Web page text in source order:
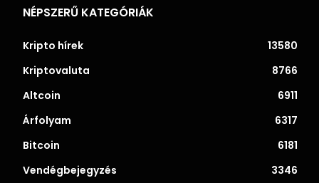
NÉPSZERŰ KATEGÓRIÁK
Kripto hírek
13580
Kriptovaluta
8766
Altcoin
6911
Árfolyam
6317
Bitcoin
6181
Vendégbejegyzés
3346